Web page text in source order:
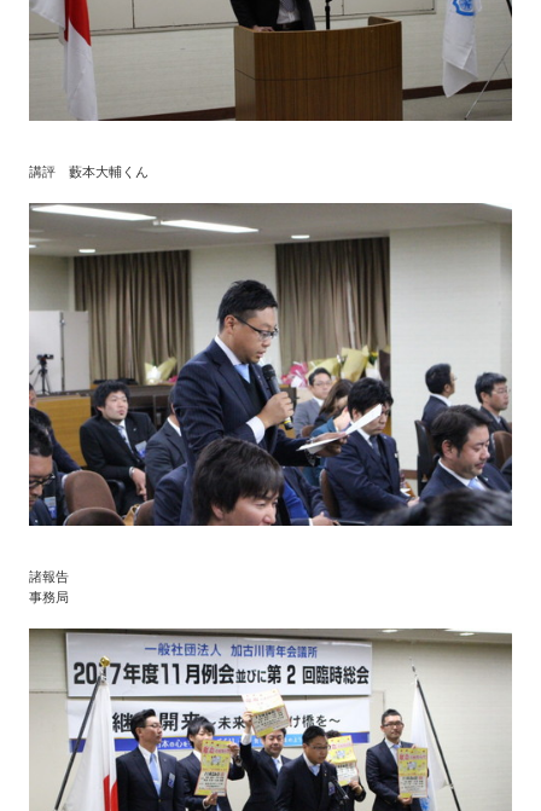
講評 藪本大輔くん
諸報告
事務局